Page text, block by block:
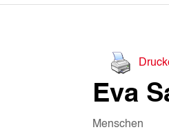
Eva
Menschen